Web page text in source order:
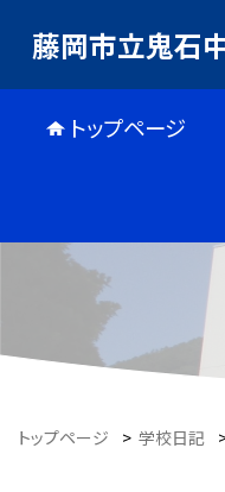
藤岡市立鬼石
トップページ
トップページ > 学校日記